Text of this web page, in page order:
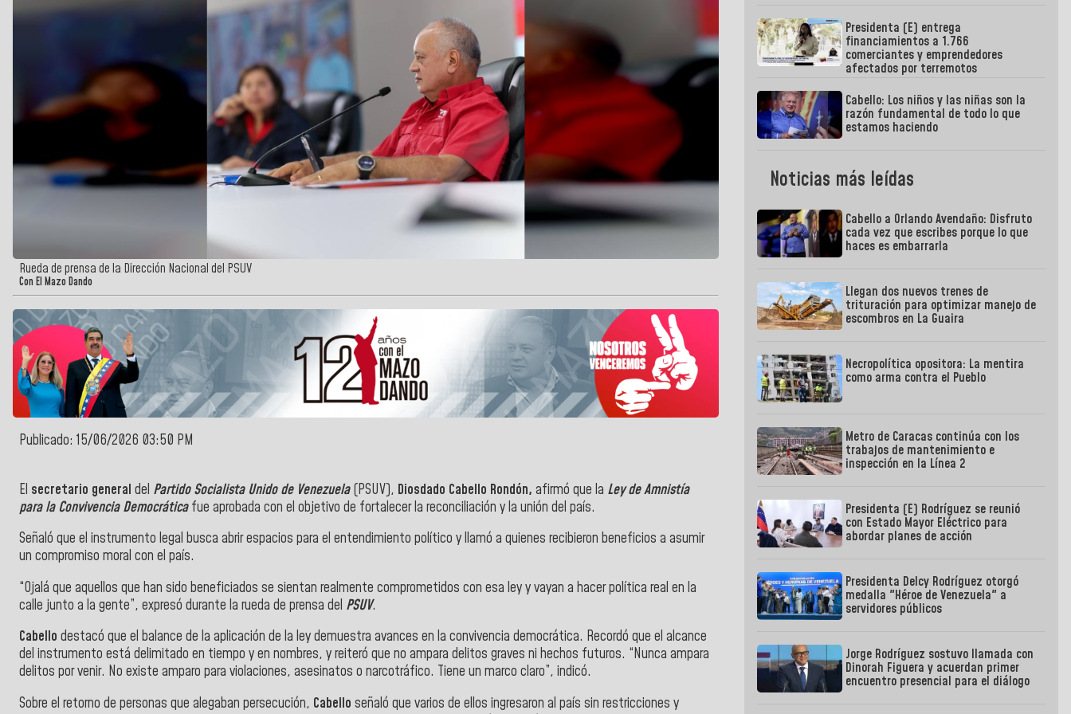
Rueda de prensa de la Dirección Nacional del PSUV
Con El Mazo Dando
Publicado: 15/06/2026 03:50 PM
El secretario general del Partido Socialista Unido de Venezuela(PSUV), Diosdado Cabello Rondón, afirmó que la Ley de Amnistía
para la Convivencia Democráticafue aprobada con el objetivo de fortalecer la reconciliación y la unión del país.
Señaló que el instrumento legal busca abrir espacios para el entendimiento político y llamó a quienes recibieron beneficios a asumir
un compromiso moral con el país.
“Ojalá que aquellos que han sido beneficiados se sientan realmente comprometidos con esa ley y vayan a hacer política real en la
calle junto a la gente”, expresó durante la rueda de prensa del PSUV.
Cabello destacó que el balance de la aplicación de la ley demuestra avances en la convivencia democrática. Recordó que el alcance
del instrumento está delimitado en tiempo y en nombres, y reiteró que no ampara delitos graves ni hechos futuros. “Nunca ampara
delitos por venir. No existe amparo para violaciones, asesinatos o narcotráfico. Tiene un marco claro”, indicó.
Sobre el retorno de personas que alegaban persecución, Cabello señaló que varios de ellos ingresaron al país sin restricciones y
Presidenta (E) entrega
financiamientos a 1.766
comerciantes y emprendedores
afectados por terremotos
Cabello: Los niños y las niñas son la
razón fundamental de todo lo que
estamos haciendo
Noticias más leídas
Cabello a Orlando Avendaño: Disfruto
cada vez que escribes porque lo que
haces es embarrarla
Llegan dos nuevos trenes de
trituración para optimizar manejo de
escombros en La Guaira
Necropolítica opositora: La mentira
como arma contra el Pueblo
Metro de Caracas continúa con los
trabajos de mantenimiento e
inspección en la Línea 2
Presidenta (E) Rodríguez se reunió
con Estado Mayor Eléctrico para
abordar planes de acción
Presidenta Delcy Rodríguez otorgó
medalla "Héroe de Venezuela" a
servidores públicos
Jorge Rodríguez sostuvo llamada con
Dinorah Figuera y acuerdan primer
encuentro presencial para el diálogo